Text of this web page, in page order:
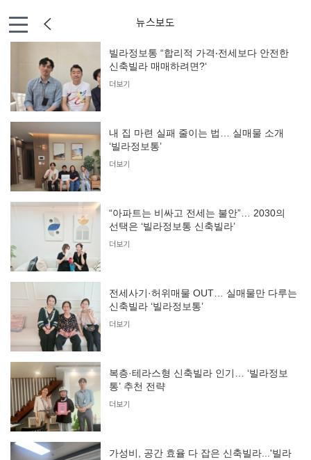
뉴스보도
빌라정보통 “합리적 가격‧전세보다 안전한
신축빌라 매매하려면?‘
더보기
내 집 마련 실패 줄이는 법… 실매물 소개
‘빌라정보통’
더보기
“아파트는 비싸고 전세는 불안”… 2030의
선택은 ‘빌라정보통 신축빌라’
더보기
전세사기·허위매물 OUT… 실매물만 다루는
신축빌라 ‘빌라정보통’
더보기
복층·테라스형 신축빌라 인기… ‘빌라정보
통’ 추천 전략
더보기
가성비, 공간 효율 다 잡은 신축빌라...'빌라